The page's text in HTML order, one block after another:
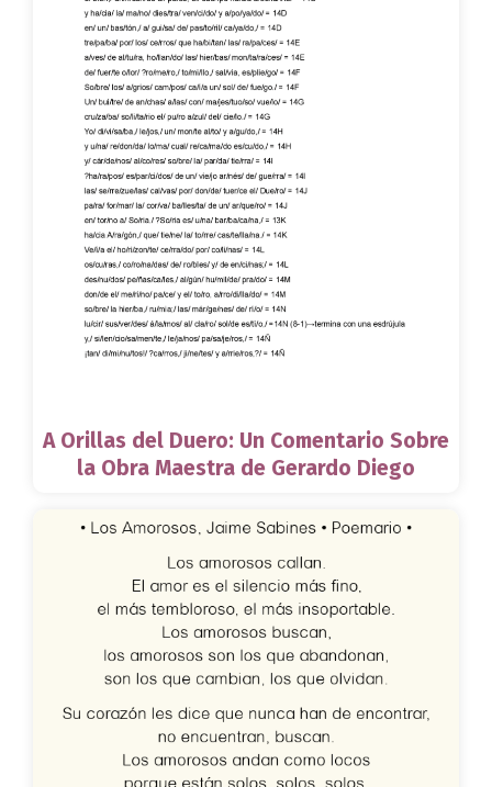
A Orillas del Duero: Un Comentario Sobre
la Obra Maestra de Gerardo Diego